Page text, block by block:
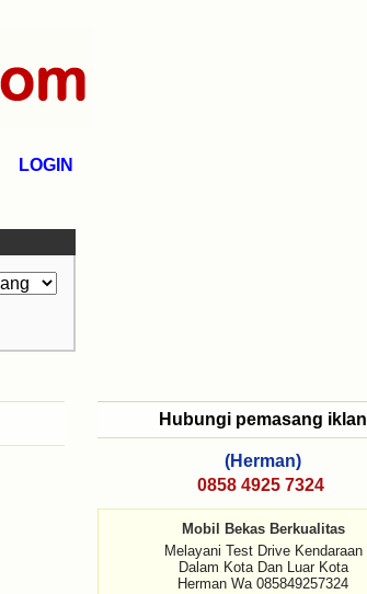
LOGIN
Hubungi pemasang iklan
(Herman)
0858 4925 7324
Mobil Bekas Berkualitas
Melayani Test Drive Kendaraan
Dalam Kota Dan Luar Kota
Herman Wa 085849257324